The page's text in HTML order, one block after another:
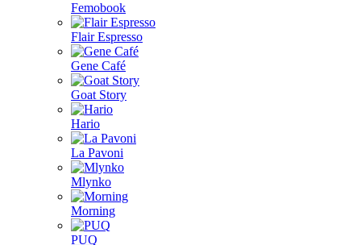
Femobook
Flair Espresso
Gene Café
Goat Story
Hario
La Pavoni
Mlynko
Morning
PUQ